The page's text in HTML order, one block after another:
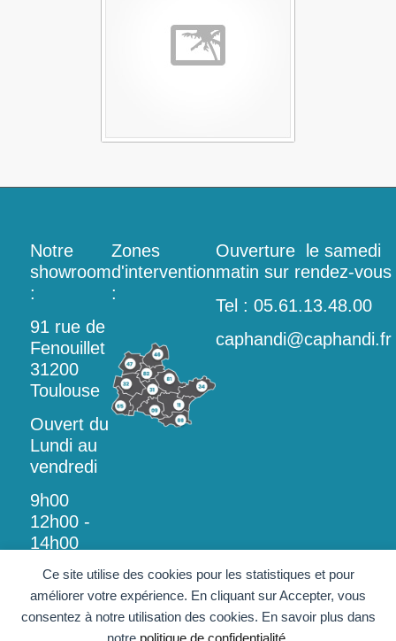
Ce site utilise des cookies pour les statistiques et pour
améliorer votre expérience. En cliquant sur Accepter, vous
consentez à notre utilisation des cookies. En savoir plus dans
notre politique de confidentialité
Notre
showroom
:
91 rue de
Fenouillet
31200
Toulouse
Ouvert du
Lundi au
vendredi
9h00
12h00 -
14h00
Zones
d'intervention
:
Ouverture le samedi
matin sur rendez-vous
Tel : 05.61.13.48.00
caphandi@caphandi.fr